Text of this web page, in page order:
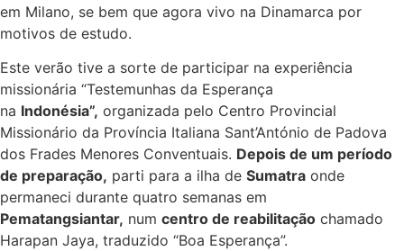
em Milano, se bem que agora vivo na Dinamarca por
motivos de estudo.
Este verão tive a sorte de participar na experiência
missionária “Testemunhas da Esperança
na Indonésia”, organizada pelo Centro Provincial
Missionário da Província Italiana Sant’António de Padova
dos Frades Menores Conventuais. Depois de um período
de preparação, parti para a ilha de Sumatra onde
permaneci durante quatro semanas em
Pematangsiantar, num centro de reabilitação chamado
Harapan Jaya, traduzido “Boa Esperança”.